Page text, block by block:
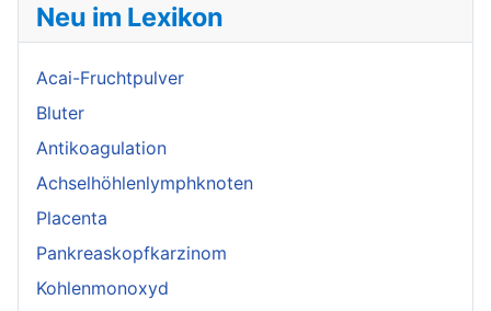
Neu im Lexikon
Acai-Fruchtpulver
Bluter
Antikoagulation
Achselhöhlenlymphknoten
Placenta
Pankreaskopfkarzinom
Kohlenmonoxyd